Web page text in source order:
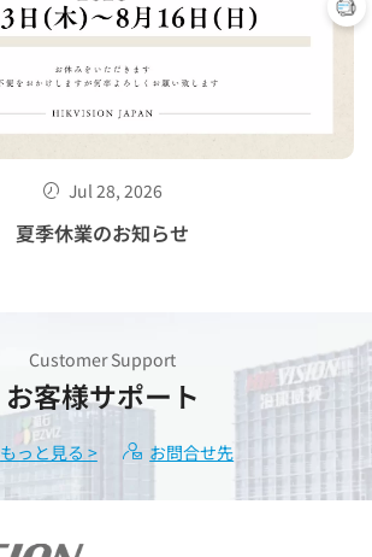
Jul 28, 2026
夏季休業のお知らせ
Customer Support
お客様サポート
もっと見る > お問合せ先